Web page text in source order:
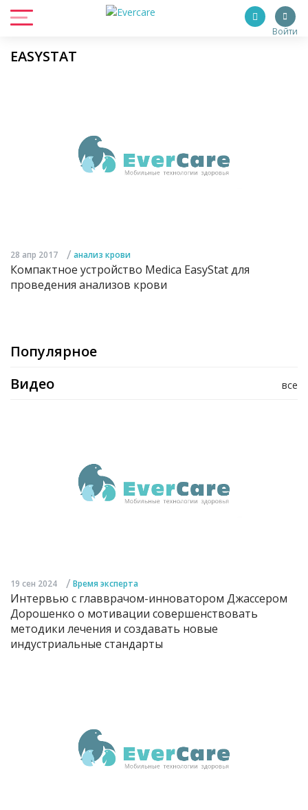
Войти
EASYSTAT
28 апр 2017 / анализ крови
Компактное устройство Medica EasyStat для
проведения анализов крови
Популярное
все
Видео
19 сен 2024 / Время эксперта
Интервью с главврачом-инноватором Джассером
Дорошенко о мотивации совершенствовать
методики лечения и создавать новые
индустриальные стандарты